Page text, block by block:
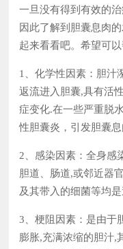
一旦没有得到有效的
因此了解到胆囊息肉
起来看看吧。希望可以
1、化学性因素：胆汁
返流进入胆囊,具有活
症变化.在一些严重脱
性胆囊炎，引发胆囊
2、感染因素：全身感
胆道、肠道,或邻近器
及其带入的细菌等均
3、梗阻因素：是由于
膨胀,充满浓缩的胆汁,